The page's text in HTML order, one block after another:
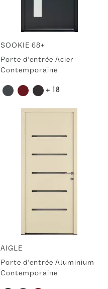
SOOKIE 68+
Porte d'entrée Acier
Contemporaine
+ 18
AIGLE
Porte d'entrée Aluminium
Contemporaine